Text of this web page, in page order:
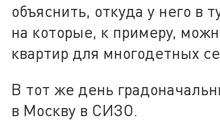
объяснить, откуда у него в
на которые, к примеру,
квартир для многодетных
В тот же день
в Москву в СИЗО.